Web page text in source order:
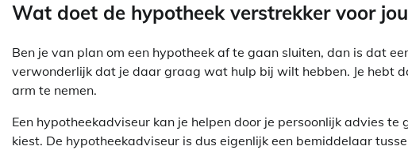
Wat doet de hypotheek verstrekker voor
Ben je van plan om een hypotheek af te gaan sluiten, dan is dat
verwonderlijk dat je daar graag wat hulp bij wilt hebben. Je hebt
arm te nemen.
Een hypotheekadviseur kan je helpen door je persoonlijk advies
kiest. De hypotheekadviseur is dus eigenlijk een bemiddelaar